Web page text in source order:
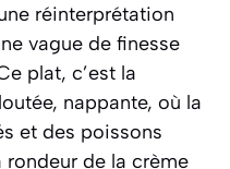
réinterprétation
vague de finesse
plat, c’est la
nappante, où la
et des poissons
rondeur de la crème